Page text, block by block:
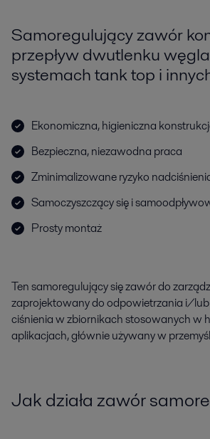
Samoregulujący zawór
przepływ dwutlenku
systemach tank top i
Ekonomiczna, higieniczna
Bezpieczna, niezawodna praca
Zminimalizowane ryzyko
Samoczyszczący się i
Prosty montaż
Ten samoregulujący się zawór do
zaprojektowany do odpowietrzania i/
ciśnienia w zbiornikach stosowanych w
aplikacjach, głównie używany w
Jak działa zawór